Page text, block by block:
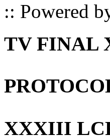
:: Powered
TV FINAL
XXXIII